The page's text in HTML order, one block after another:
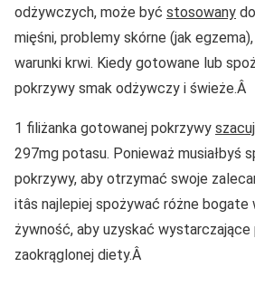
odżywczych, może być stosowany
mięśni, problemy skórne (jak
warunki krwi. Kiedy gotowane lub
pokrzywy smak odżywczy i świeże.Â
1 filiżanka gotowanej pokrzywy
297mg potasu. Ponieważ musiałbyś
pokrzywy, aby otrzymać swoje
itâs najlepiej spożywać różne bogate
żywność, aby uzyskać
zaokrąglonej diety.Â